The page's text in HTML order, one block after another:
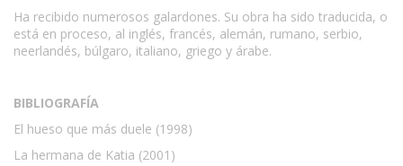
Ha recibido numerosos galardones. Su obra ha sido traducida, o
está en proceso, al inglés, francés, alemán, rumano, serbio,
neerlandés, búlgaro, italiano, griego y árabe.
BIBLIOGRAFÍA
El hueso que más duele (1998)
La hermana de Katia (2001)